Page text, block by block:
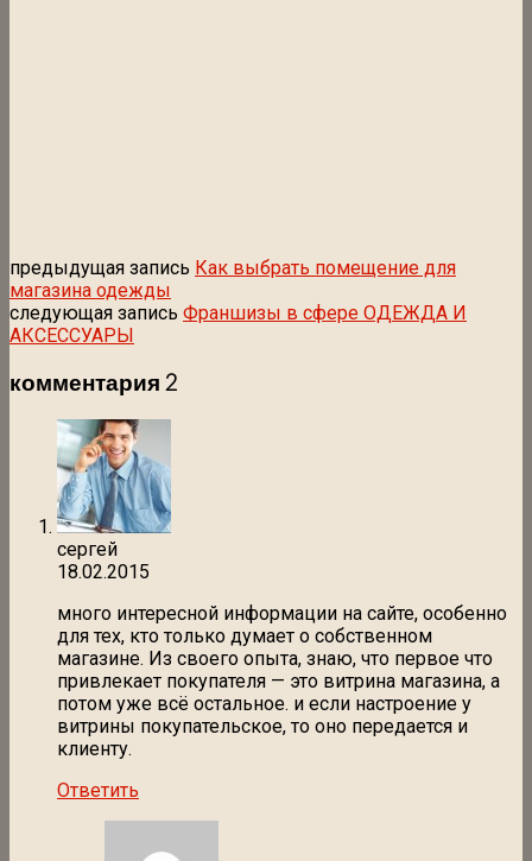
предыдущая запись Как выбрать помещение для
магазина одежды
следующая запись Франшизы в сфере ОДЕЖДА И
АКСЕССУАРЫ
комментария 2
сергей
18.02.2015
много интересной информации на сайте, особенно
для тех, кто только думает о собственном
магазине. Из своего опыта, знаю, что первое что
привлекает покупателя — это витрина магазина, а
потом уже всё остальное. и если настроение у
витрины покупательское, то оно передается и
клиенту.
Ответить